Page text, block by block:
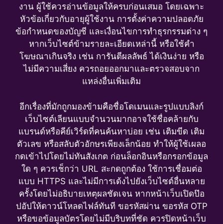
งาน ผู้ใช้ควรอ่านข้อมูลให้ครบก่อนเสมอ โดยเฉพาะ
หัวข้อเกี่ยวกับอายุผู้ใช้งาน การตั้งค่าความปลอดภัย
ข้อกำหนดของบัญชี และเงื่อนไขการทำธุรกรรมต่าง ๆ
หากเว็บไซต์ข้ามรายละเอียดเหล่านี้ หรือใช้คำ
โฆษณาเกินจริง เช่น การันตีผลลัพธ์ ได้เงินง่าย หรือ
ไม่มีความเสี่ยง ควรถอยออกมาและตรวจสอบจาก
แหล่งอื่นเพิ่มเติม
อีกเรื่องที่มักถูกมองข้ามคือชื่อโดเมนและรูปแบบลิงก์
เว็บไซต์เลียนแบบจำนวนมากอาจใช้ชื่อคล้ายกับ
แบรนด์หรือคีย์เวิร์ดที่คนค้นหาบ่อย เช่น เติมขีด เติม
ตัวเลข หรือสลับตัวอักษรเพียงเล็กน้อย ทำให้ผู้ใช้เผลอ
กดเข้าไปโดยไม่ทันสังเกต ก่อนล็อกอินหรือกรอกข้อมูล
ใด ๆ ควรเช็กว่า URL สะกดถูกต้อง ใช้การเชื่อมต่อ
แบบ HTTPS และไม่มีการเด้งไปยังเว็บไซต์อื่นหลาย
ครั้งโดยไม่อธิบายเหตุผลชัดเจน หากหน้าเว็บเปิดป๊อ
ปอัปให้ดาวน์โหลดไฟล์ทันที ขอรหัสผ่าน ขอรหัส OTP
หรือขอข้อมูลบัตรโดยไม่มีบริบทที่ชัด ควรปิดหน้าเว็บ